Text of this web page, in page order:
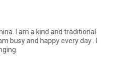
I am a kind and traditional
busy and happy every day . I